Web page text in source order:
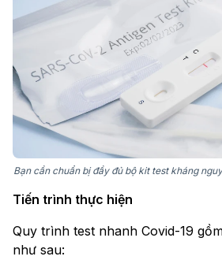
Bạn cần chuẩn bị đầy đủ bộ kit test kháng
Tiến trình thực hiện
Quy trình test nhanh Covid-19
như sau: